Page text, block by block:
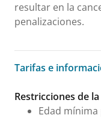
resultar en la
penalizaciones.
Tarifas e
Tarifas e
Restricciones de
Edad